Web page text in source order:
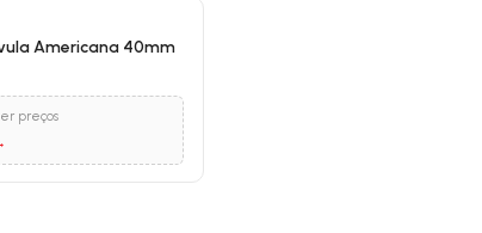
Americana 40mm
preços